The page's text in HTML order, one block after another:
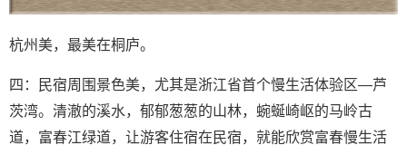
杭州美，最美在桐庐。
四：民宿周围景色美，尤其是浙江省首个慢生活体验区—芦
茨湾。清澈的溪水，郁郁葱葱的山林，蜿蜒崎岖的马岭古
道，富春江绿道，让游客住宿在民宿，就能欣赏富春慢生活